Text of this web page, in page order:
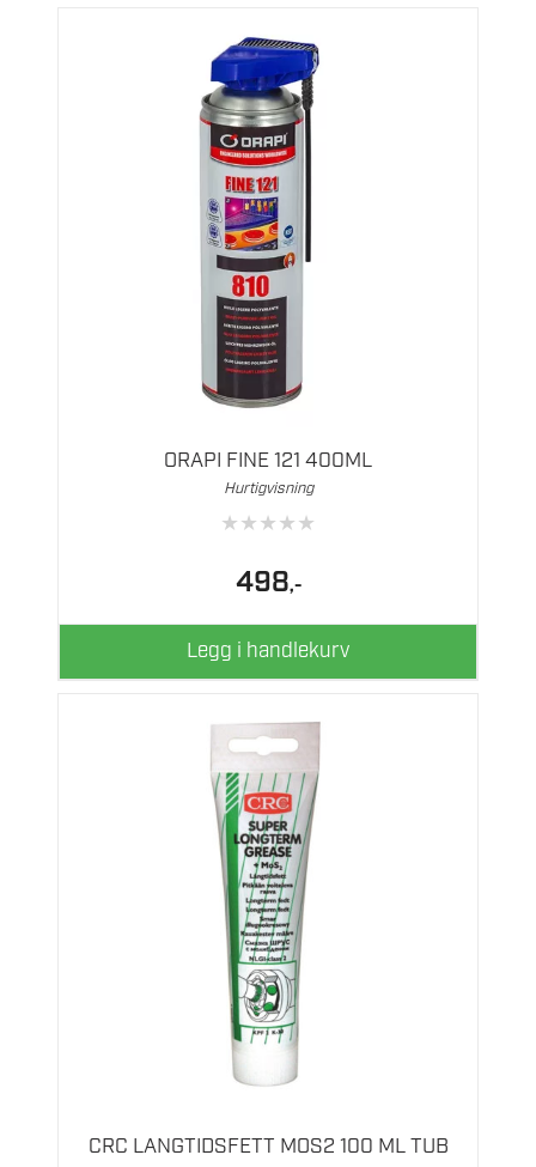
ORAPI FINE 121 400ML
Hurtigvisning
★★★★★
498,-
Legg i handlekurv
CRC LANGTIDSFETT MOS2 100 ML TUB